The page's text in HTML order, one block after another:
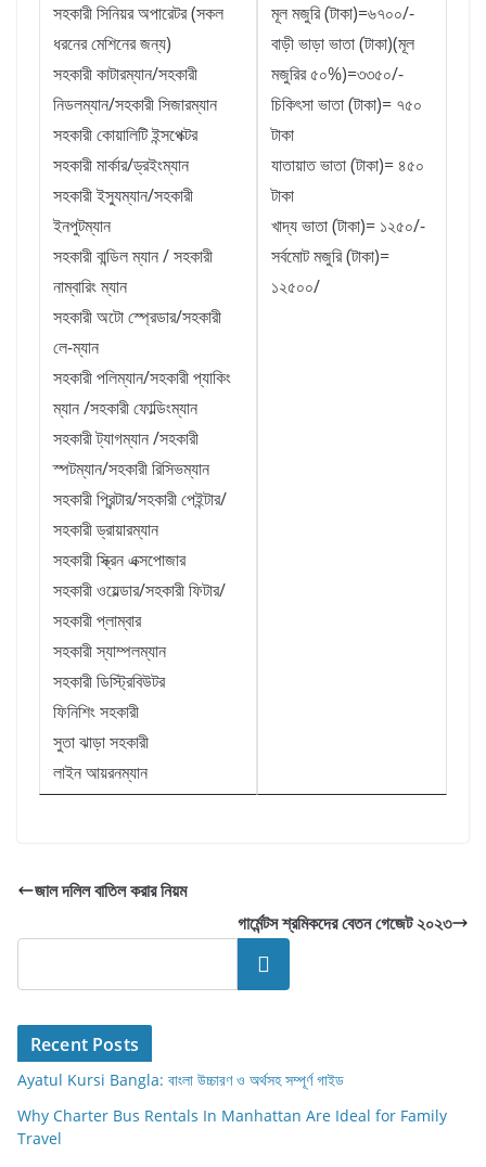
সহকারী সিনিয়র অপারেটর (সকল
ধরনের মেশিনের জন্য)
সহকারী কাটারম্যান/সহকারী
নিডলম্যান/সহকারী সিজারম্যান
সহকারী কোয়ালিটি ইন্সপেক্টর
সহকারী মার্কার/ড্রইংম্যান
সহকারী ইস্যুম্যান/সহকারী
ইনপুটম্যান
সহকারী বান্ডিল ম্যান / সহকারী
নাম্বারিং ম্যান
সহকারী অটো স্প্রেডার/সহকারী
লে-ম্যান
সহকারী পলিম্যান/সহকারী প্যাকিং
ম্যান /সহকারী ফোল্ডিংম্যান
সহকারী ট্যাগম্যান /সহকারী
স্পটম্যান/সহকারী রিসিভম্যান
সহকারী প্রিন্টার/সহকারী পেইন্টার/
সহকারী ড্রায়ারম্যান
সহকারী স্ক্রিন এক্সপোজার
সহকারী ওয়েল্ডার/সহকারী ফিটার/
সহকারী প্লাম্বার
সহকারী স্যাম্পলম্যান
সহকারী ডিস্ট্রিবিউটর
ফিনিশিং সহকারী
সুতা ঝাড়া সহকারী
লাইন আয়রনম্যান
মূল মজুরি (টাকা)=৬৭০০/-
বাড়ী ভাড়া ভাতা (টাকা)(মূল
মজুরির ৫০%)=৩৩৫০/-
চিকিৎসা ভাতা (টাকা)= ৭৫০
টাকা
যাতায়াত ভাতা (টাকা)= ৪৫০
টাকা
খাদ্য ভাতা (টাকা)= ১২৫০/-
সর্বমোট মজুরি (টাকা)=
১২৫০০/
জাল দলিল বাতিল করার নিয়ম
গার্মেন্টস শ্রমিকদের বেতন গেজেট ২০২৩
Search
Recent Posts
Ayatul Kursi Bangla: বাংলা উচ্চারণ ও অর্থসহ সম্পূর্ণ গাইড
Why Charter Bus Rentals In Manhattan Are Ideal for Family
Travel